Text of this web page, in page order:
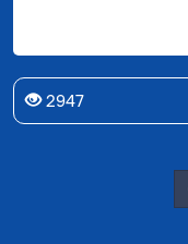
2947